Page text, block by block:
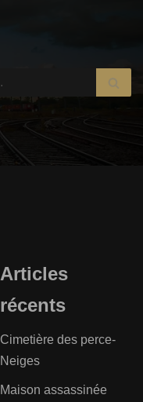
Articles
récents
Cimetière des perce-
Neiges
Maison assassinée